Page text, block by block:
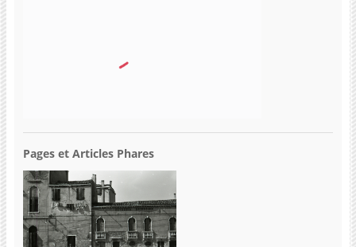
Pages et Articles Phares